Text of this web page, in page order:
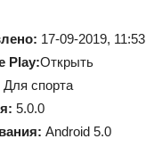
17-09-2019, 11:53
Play:Открыть
Для спорта
5.0.0
Android 5.0